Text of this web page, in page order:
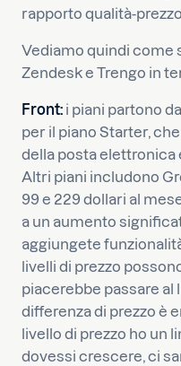
rapporto qualità-
Vediamo quindi come
Zendesk e Trengo in
Front: i piani partono
per il piano Starter,
della posta elettronica
Altri piani includono
99 e 229 dollari al
a un aumento
aggiungete
livelli di prezzo
piacerebbe passare al
differenza di prezzo è
livello di prezzo ho un
dovessi crescere, ci